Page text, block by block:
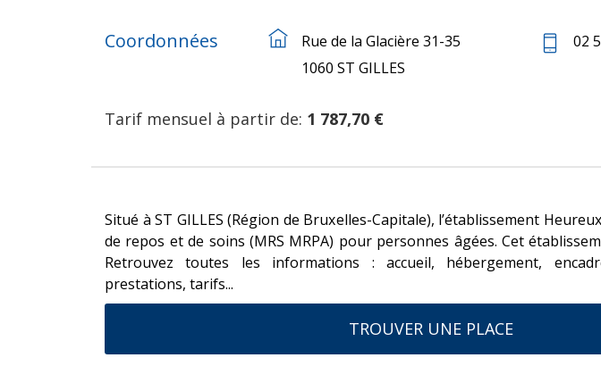
Coordonnées
Rue de la Glacière 31-35
1060 ST GILLES
02
Tarif mensuel à partir de: 1 787,70 €
Situé à ST GILLES (Région de Bruxelles-Capitale), l’établissement
de repos et de soins (MRS MRPA) pour personnes âgées. Cet
Retrouvez toutes les informations : accueil, hébergement,
prestations, tarifs...
TROUVER UNE PLACE